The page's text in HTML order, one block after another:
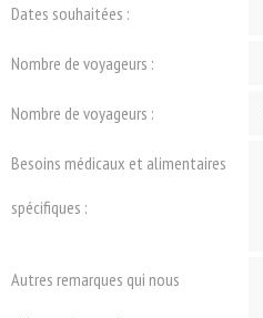
Dates souhaitées :
Nombre de voyageurs :
Nombre de voyageurs :
Besoins médicaux et alimentaires
spécifiques :
Autres remarques qui nous